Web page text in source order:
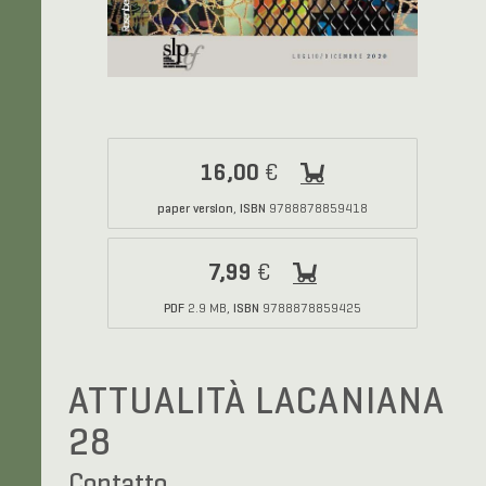
16,00 €
paper version, ISBN 9788878859418
7,99 €
PDF2.9 MB, ISBN 9788878859425
ATTUALITÀ LACANIANA
28